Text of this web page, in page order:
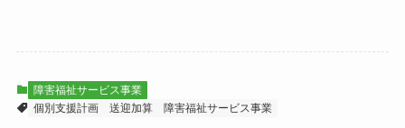
障害福祉サービス事業
個別支援計画
送迎加算 障害福祉サービス事業